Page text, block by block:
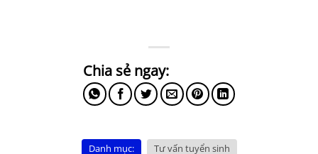
Danh mục: Tư vấn tuyển sinh